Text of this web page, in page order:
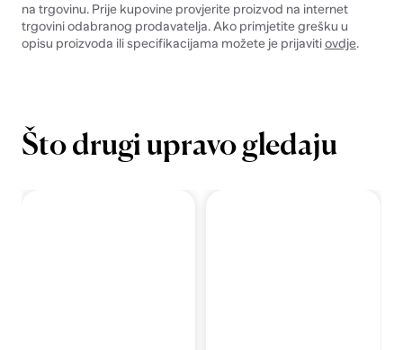
na trgovinu. Prije kupovine provjerite proizvod na internet
trgovini odabranog prodavatelja. Ako primjetite grešku u
opisu proizvoda ili specifikacijama možete je prijavitiovdje.
Što drugi upravo gledaju